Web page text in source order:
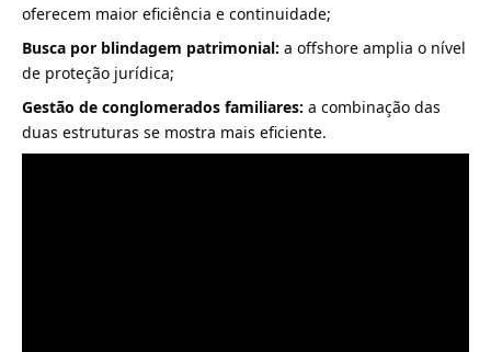
oferecem maior eficiência e continuidade;
Busca por blindagem patrimonial: a offshore amplia o nível
de proteção jurídica;
Gestão de conglomerados familiares: a combinação das
duas estruturas se mostra mais eficiente.